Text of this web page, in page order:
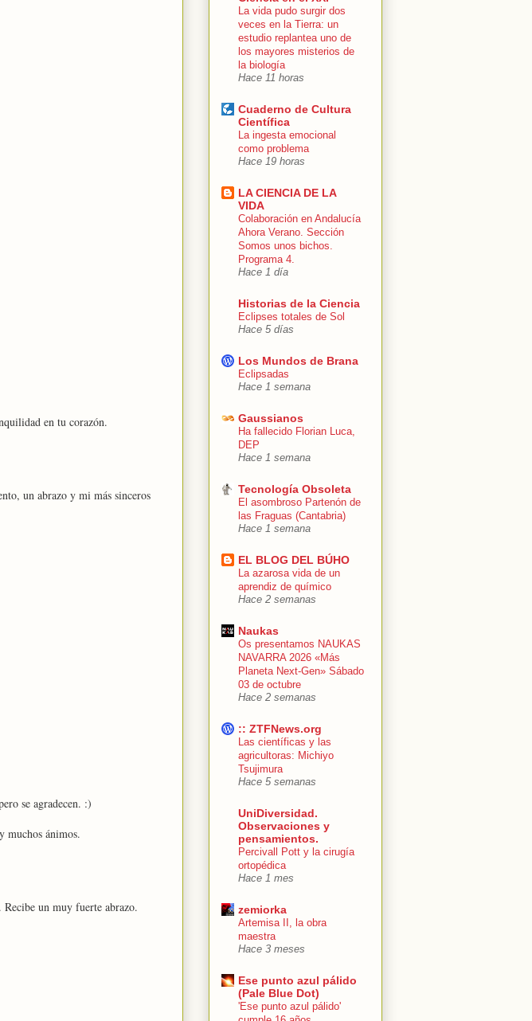
en tu corazón.
un abrazo y mi más sinceros
se agradecen. :)
muchos ánimos.
un muy fuerte abrazo.
La vida pudo surgir dos
veces en la Tierra: un
estudio replantea uno de
los mayores misterios de
la biología
Hace 11 horas
Cuaderno de Cultura
Científica
La ingesta emocional
como problema
Hace 19 horas
LA CIENCIA DE LA
VIDA
Colaboración en Andalucía
Ahora Verano. Sección
Somos unos bichos.
Programa 4.
Hace 1 día
Historias de la Ciencia
Eclipses totales de Sol
Hace 5 días
Los Mundos de Brana
Eclipsadas
Hace 1 semana
Gaussianos
Ha fallecido Florian Luca,
DEP
Hace 1 semana
Tecnología Obsoleta
El asombroso Partenón de
las Fraguas (Cantabria)
Hace 1 semana
EL BLOG DEL BÚHO
La azarosa vida de un
aprendiz de químico
Hace 2 semanas
Naukas
Os presentamos NAUKAS
NAVARRA 2026 «Más
Planeta Next-Gen» Sábado
03 de octubre
Hace 2 semanas
:: ZTFNews.org
Las científicas y las
agricultoras: Michiyo
Tsujimura
Hace 5 semanas
UniDiversidad.
Observaciones y
pensamientos.
Percivall Pott y la cirugía
ortopédica
Hace 1 mes
zemiorka
Artemisa II, la obra
maestra
Hace 3 meses
Ese punto azul pálido
(Pale Blue Dot)
'Ese punto azul pálido'